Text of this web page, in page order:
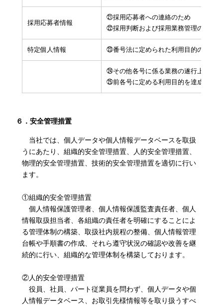
採用応募者情報
㉑採用応募者への連絡のため
㉒採用判断および採用業務管理のため
特定個人情報 ㉓番号法に定められた利用目的のため
㉔その他各号に係る業務の遂行上必要
㉕前各号に定める利用目的を達成する
６．安全管理措置
当社では、個人データや個人情報データベースを取扱
うにあたり、組織的安全管理措置、人的安全管理措置、
物理的安全管理措置、技術的安全管理措置を適切に行い
ます。
①組織的安全管理措置
個人情報保護管理者、個人情報保護監査責任者、個人
情報取扱担当者、各組織の責任者を明確にすることによ
る管理体制の構築、取扱社内規程の整備、個人情報管理
台帳や手順書の作成、それら遵守状況の確認や改善を継
続的に行い、組織的な管理体制を構築しております。
②人的安全管理措置
役員、社員、パート従業員を問わず、個人データや個
人情報データベース、お取引先様情報等を取り扱うすべ